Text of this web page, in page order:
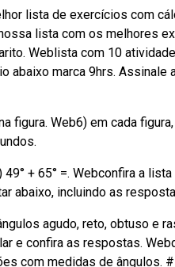
lista de exercícios com
lista com os melhores
Weblista com 10
abaixo marca 9hrs.
figura. Web6) em cada
49° + 65° =. Webconfira a
abaixo, incluindo as
agudo, reto, obtuso e
e confira as respostas.
com medidas de ângulos.